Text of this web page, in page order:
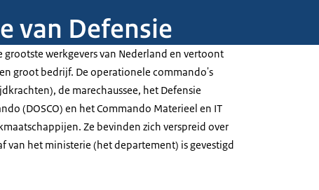
van Defensie
werkgevers van Nederland en vertoont
groot bedrijf. De operationele commando's
de marechaussee, het Defensie
(DOSCO) en het Commando Materieel en IT
Ze bevinden zich verspreid over
van het ministerie (het departement) is gevestigd